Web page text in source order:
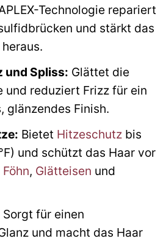
Technologie repariert
und stärkt das
und Spliss: Glättet die
und reduziert Frizz für ein
glänzendes Finish.
Bietet Hitzeschutzbis
und schützt das Haar vor
Föhn, Glätteisen und
Sorgt für einen
und macht das Haar